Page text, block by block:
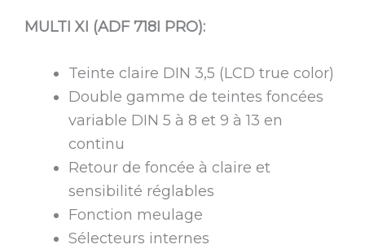
MULTI XI (ADF 718I PRO):
Teinte claire DIN 3,5 (LCD true color)
Double gamme de teintes foncées
variable DIN 5 à 8 et 9 à 13 en
continu
Retour de foncée à claire et
sensibilité réglables
Fonction meulage
Sélecteurs internes